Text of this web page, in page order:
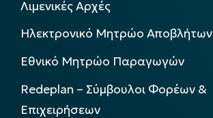
Λιμενικές Αρχές
Ηλεκτρονικό Μητρώο Αποβλήτων
Εθνικό Μητρώο Παραγωγών
Redeplan – Σύμβουλοι Φορέων &
Επιχειρήσεων